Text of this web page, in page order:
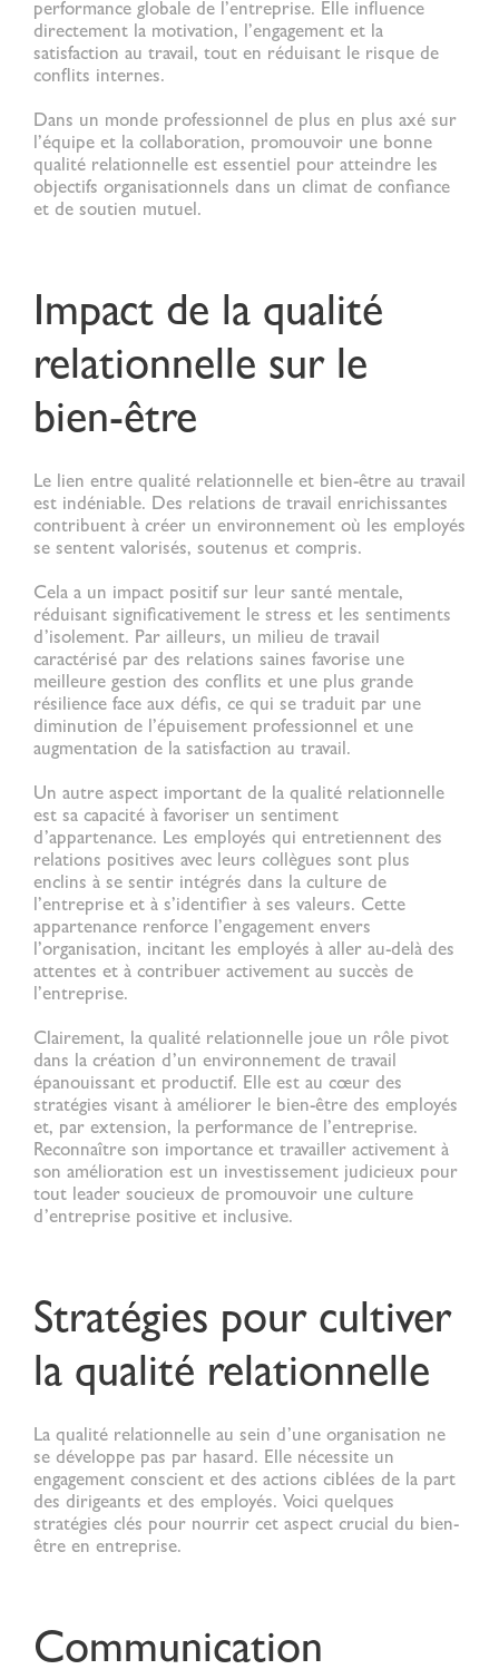
performance globale de l’entreprise. Elle influence
directement la motivation, l’engagement et la
satisfaction au travail, tout en réduisant le risque de
conflits internes.
Dans un monde professionnel de plus en plus axé sur
l’équipe et la collaboration, promouvoir une bonne
qualité relationnelle est essentiel pour atteindre les
objectifs organisationnels dans un climat de confiance
et de soutien mutuel.
Impact de la qualité
relationnelle sur le
bien-être
Le lien entre qualité relationnelle et bien-être au travail
est indéniable. Des relations de travail enrichissantes
contribuent à créer un environnement où les employés
se sentent valorisés, soutenus et compris.
Cela a un impact positif sur leur santé mentale,
réduisant significativement le stress et les sentiments
d’isolement. Par ailleurs, un milieu de travail
caractérisé par des relations saines favorise une
meilleure gestion des conflits et une plus grande
résilience face aux défis, ce qui se traduit par une
diminution de l’épuisement professionnel et une
augmentation de la satisfaction au travail.
Un autre aspect important de la qualité relationnelle
est sa capacité à favoriser un sentiment
d’appartenance. Les employés qui entretiennent des
relations positives avec leurs collègues sont plus
enclins à se sentir intégrés dans la culture de
l’entreprise et à s’identifier à ses valeurs. Cette
appartenance renforce l’engagement envers
l’organisation, incitant les employés à aller au-delà des
attentes et à contribuer activement au succès de
l’entreprise.
Clairement, la qualité relationnelle joue un rôle pivot
dans la création d’un environnement de travail
épanouissant et productif. Elle est au cœur des
stratégies visant à améliorer le bien-être des employés
et, par extension, la performance de l’entreprise.
Reconnaître son importance et travailler activement à
son amélioration est un investissement judicieux pour
tout leader soucieux de promouvoir une culture
d’entreprise positive et inclusive.
Stratégies pour cultiver
la qualité relationnelle
La qualité relationnelle au sein d’une organisation ne
se développe pas par hasard. Elle nécessite un
engagement conscient et des actions ciblées de la part
des dirigeants et des employés. Voici quelques
stratégies clés pour nourrir cet aspect crucial du bien-
être en entreprise.
Communication